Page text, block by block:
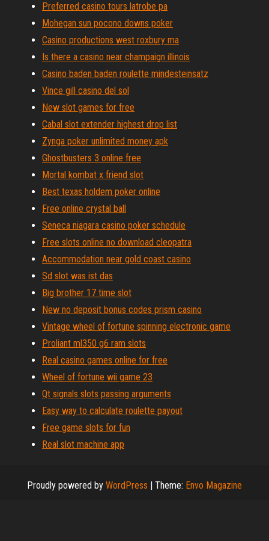
Preferred casino tours latrobe pa
Mohegan sun pocono downs poker
Casino productions west roxbury ma
Is there a casino near champaign illinois
Casino baden baden roulette mindesteinsatz
Vince gill casino del sol
New slot games for free
Cabal slot extender highest drop list
Zynga poker unlimited money apk
Ghostbusters 3 online free
Mortal kombat x friend slot
Best texas holdem poker online
Free online crystal ball
Seneca niagara casino poker schedule
Free slots online no download cleopatra
Accommodation near gold coast casino
Sd slot was ist das
Big brother 17 time slot
New no deposit bonus codes prism casino
Vintage wheel of fortune spinning electronic game
Proliant ml350 g6 ram slots
Real casino games online for free
Wheel of fortune wii game 23
Qt signals slots passing arguments
Easy way to calculate roulette payout
Free game slots for fun
Real slot machine app
Proudly powered by WordPress | Theme: Envo Magazine